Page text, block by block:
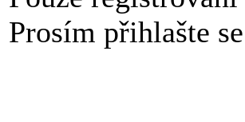
Prosím přihlašte